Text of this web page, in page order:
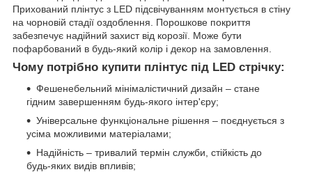
Прихований плінтус з LED підсвічуванням монтується в стіну
на чорновій стадії оздоблення. Порошкове покриття
забезпечує надійний захист від корозії. Може бути
пофарбований в будь-який колір і декор на замовлення.
Чому потрібно купити плінтус під LED стрічку:
Фешенебельний мінімалістичний дизайн – стане
гідним завершенням будь-якого інтер'єру;
Універсальне функціональне рішення – поєднується з
усіма можливими матеріалами;
Надійність – тривалий термін служби, стійкість до
будь-яких видів впливів;